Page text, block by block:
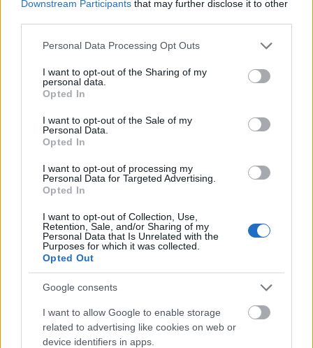
Downstream Participants that may further disclose it to other
Please note that this website/app uses one or more Google
not limited to your visit or usage behaviour. You may click to
grant or deny consent to Google and its third-party tags to
use your data for below specified purposes in below Google
consent section.
Personal Data Processing Opt Outs
I want to opt-out of the Sharing of my
personal data.
Opted In
I want to opt-out of the Sale of my
Personal Data.
Opted In
I want to opt-out of processing my
Personal Data for Targeted Advertising.
Opted In
I want to opt-out of Collection, Use,
Retention, Sale, and/or Sharing of my
Personal Data that Is Unrelated with the
Purposes for which it was collected.
Opted Out
Google consents
I want to allow Google to enable storage
related to advertising like cookies on web or
device identifiers in apps.